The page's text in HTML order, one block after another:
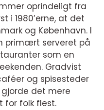
oprindeligt fra
i 1980’erne, at det
og København. I
primært serveret på
som en
Gradvist
og spisesteder
det mere
folk flest.